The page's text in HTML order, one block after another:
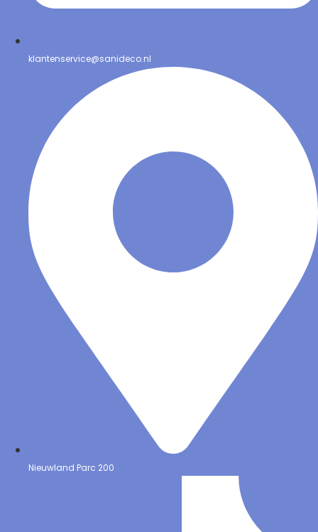
klantenservice@sanideco.nl
Nieuwland Parc 200